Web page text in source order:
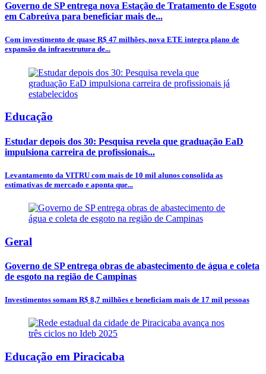
Governo de SP entrega nova Estação de Tratamento de Esgoto
em Cabreúva para beneficiar mais de...
Com investimento de quase R$ 47 milhões, nova ETE integra plano de
expansão da infraestrutura de...
Educação
Estudar depois dos 30: Pesquisa revela que graduação EaD
impulsiona carreira de profissionais...
Levantamento da VITRU com mais de 10 mil alunos consolida as
estimativas de mercado e aponta que...
Geral
Governo de SP entrega obras de abastecimento de água e coleta
de esgoto na região de Campinas
Investimentos somam R$ 8,7 milhões e beneficiam mais de 17 mil pessoas
Educação em Piracicaba